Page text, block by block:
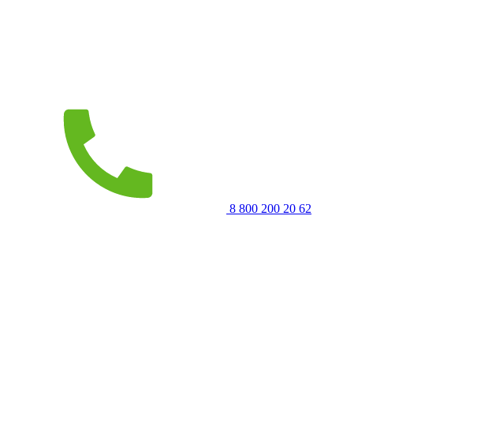
8 800 200 20 62